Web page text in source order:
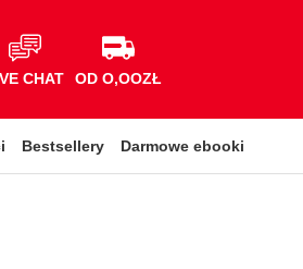
CHAT OD O,OOZŁ
Bestsellery Darmowe ebooki